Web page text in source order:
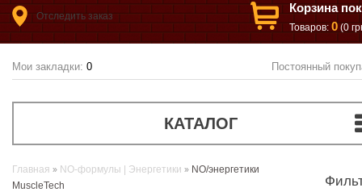
Корзина
Товаров: 0 (0
Отследить заказ
Мои закладки: 0 Постоянный
КАТАЛОГ
Главная NO-формулы | Энергетики
NO/энергетики
MuscleTech